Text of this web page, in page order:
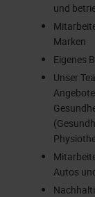
und
Marken
Eigenes
Unser
Autos